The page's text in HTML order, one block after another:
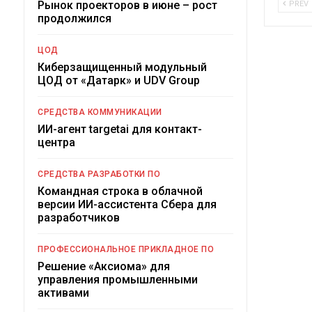
PREV
Рынок проекторов в июне – рост
продолжился
ЦОД
Киберзащищенный модульный
ЦОД от «Датарк» и UDV Group
СРЕДСТВА КОММУНИКАЦИИ
ИИ-агент targetai для контакт-
центра
СРЕДСТВА РАЗРАБОТКИ ПО
Командная строка в облачной
версии ИИ-ассистента Сбера для
разработчиков
ПРОФЕССИОНАЛЬНОЕ ПРИКЛАДНОЕ ПО
Решение «Аксиома» для
управления промышленными
активами